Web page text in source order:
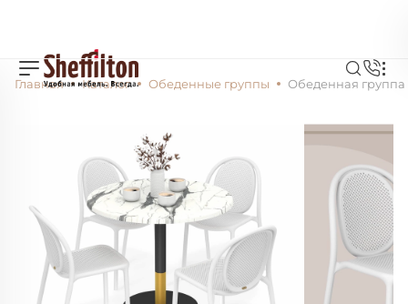
Главная Каталог Обеденные группы Обеденная группа